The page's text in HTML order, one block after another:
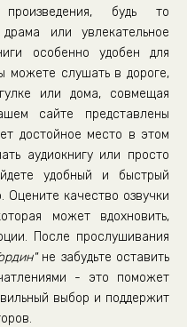
произведения, будь то
или увлекательное
особенно удобен для
можете слушать в дороге,
или дома, совмещая
сайте представлены
достойное место в этом
аудиокнигу или просто
удобный и быстрый
Оцените качество озвучки
может вдохновить,
После прослушивания
не забудьте оставить
- это поможет
выбор и поддержит